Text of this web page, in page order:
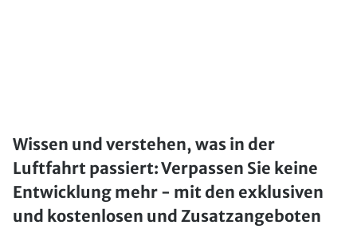
Wissen und verstehen, was in der
Luftfahrt passiert: Verpassen Sie keine
Entwicklung mehr - mit den exklusiven
und kostenlosen und Zusatzangeboten